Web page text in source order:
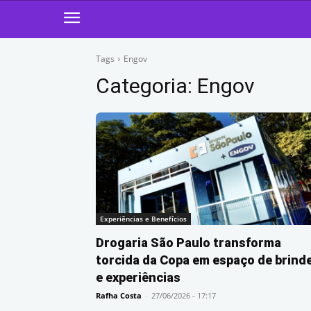
Tags Engov
Categoria: Engov
Experiências e Benefícios
Drogaria São Paulo transforma
torcida da Copa em espaço de
e experiências
Rafha Costa - 27/06/2026 - 17:17